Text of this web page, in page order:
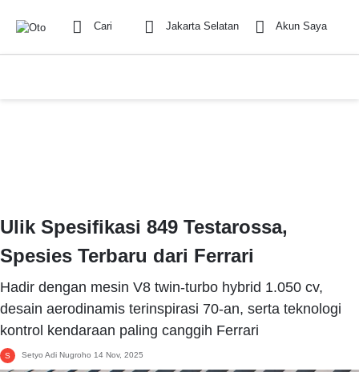
Cari Jakarta Selatan Akun Saya
Ulik Spesifikasi 849 Testarossa,
Spesies Terbaru dari Ferrari
Hadir dengan mesin V8 twin-turbo hybrid 1.050 cv,
desain aerodinamis terinspirasi 70-an, serta teknologi
kontrol kendaraan paling canggih Ferrari
S Setyo Adi Nugroho 14 Nov, 2025